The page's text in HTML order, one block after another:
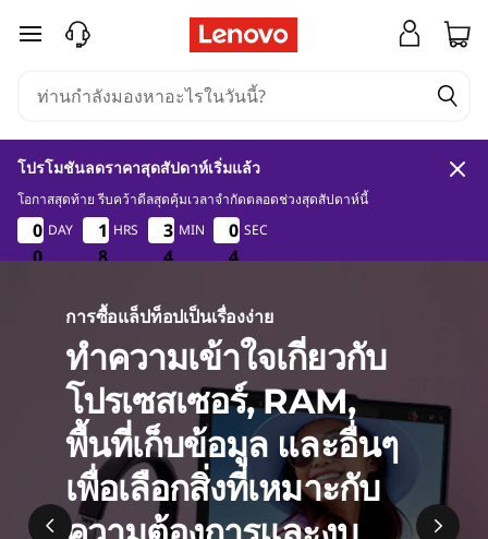
o
p
ข้ามไปที่เนื้อหาหลัก
โปรโมชันลดราคาสุดสัปดาห์เริ่มแล้ว
โอกาสสุดท้าย รีบคว้าดีลสุดคุ้มเวลาจำกัดตลอดช่วงสุดสัปดาห์นี้
0
0
0
0
0
0
0
0
DAY
1
8
1
8
1
8
1
8
HRS
3
4
3
4
3
4
3
4
MIN 0
3
0
0
3
0
2
SEC
การซื้อแล็ปท็อปเป็นเรื่องง่าย
ทำความเข้าใจเกี่ยวกับ
โปรเซสเซอร์, RAM,
พื้นที่เก็บข้อมูล และอื่นๆ
เพื่อเลือกสิ่งที่เหมาะกับ